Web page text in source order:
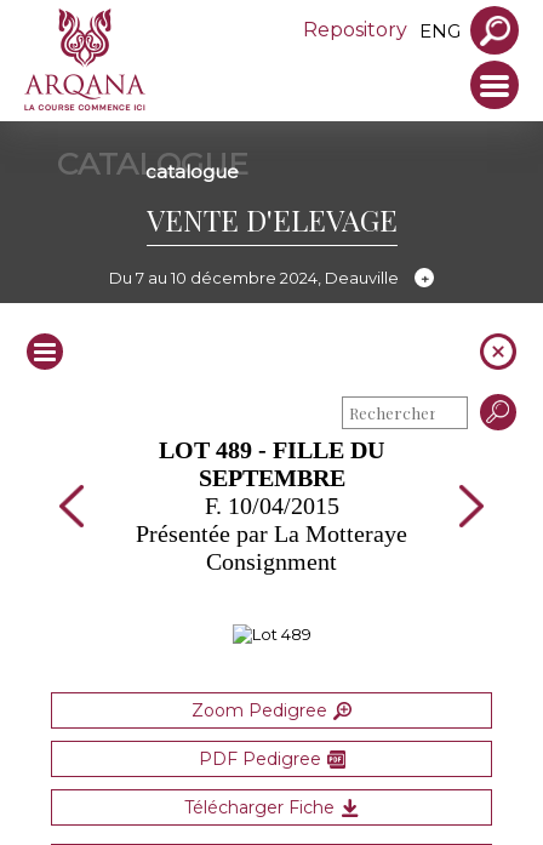
Repository ENG
CATALOGUE
catalogue
VENTE D'ELEVAGE
Du 7 au 10 décembre 2024, Deauville
LOT 489 - FILLE DU
SEPTEMBRE
F. 10/04/2015
Présentée par La Motteraye
Consignment
Zoom Pedigree
PDF Pedigree
Télécharger Fiche